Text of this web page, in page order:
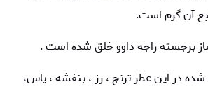
آن گرم است.
برجستهراجه داووخلق شده است .
در این عطر ترنج ، رز ، بنفشه ، یاس،